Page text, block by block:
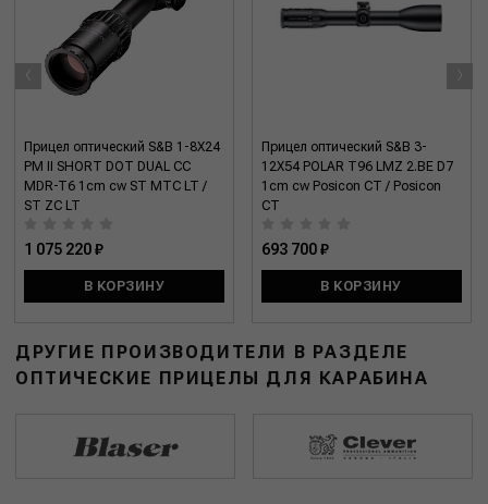
Прицел оптический S&B 1-8X24
PM II SHORT DOT DUAL CC
MDR-T6 1cm cw ST MTC LT /
ST ZC LT
1 075 220 ₽
В КОРЗИНУ
Прицел оптический S&B 3-
12X54 POLAR T96 LMZ 2.BE D7
1cm cw Posicon CT / Posicon
CT
693 700 ₽
В КОРЗИНУ
‹ ›
ДРУГИЕ ПРОИЗВОДИТЕЛИ В РАЗДЕЛЕ
ОПТИЧЕСКИЕ ПРИЦЕЛЫ ДЛЯ КАРАБИНА